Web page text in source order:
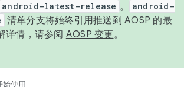
android-latest-release 。
android-
清单分支将始终引用推送到 AOSP 的最
详情，请参阅 AOSP 变更。
始使用